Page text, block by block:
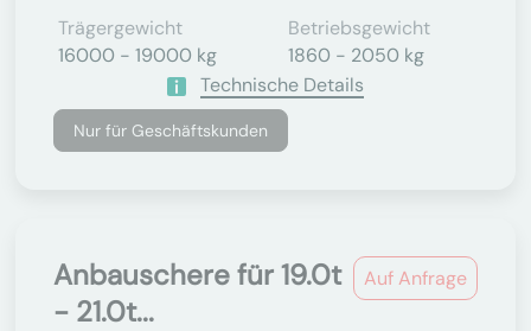
Trägergewicht
16000 - 19000 kg
Betriebsgewicht
1860 - 2050 kg
Technische Details
Nur für Geschäftskunden
Auf Anfrage
Anbauschere für 19.0t
- 21.0t...